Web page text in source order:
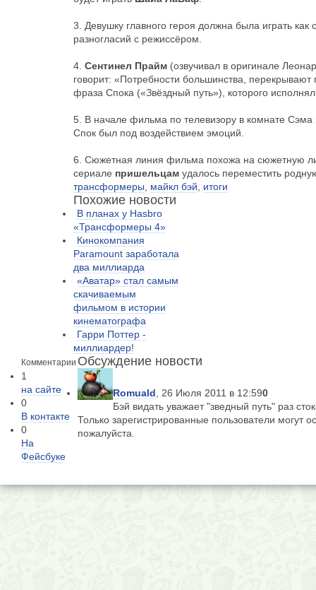
3. Девушку главного героя должна была играть как
разногласий с режиссёром.
4. Сентинел Прайм(озвучивал в оригинале
говорит: «Потребности большинства,
фраза Спока («Звёздный путь»), которого
5. В начале фильма по телевизору в комнате Сэма
Спок был под воздействием эмоций.
6. Сюжетная линия фильма похожа на сюжетную
сериале пришельцамудалось переместить
трансформеры
майкл бэй итоги
Похожие новости
В планах у Hasbro
«Трансформеры 4»
Кинокомпания
Paramount заработала
два миллиарда
«Аватар» стал самым
скачиваемым
фильмом в истории
кинематографа
Гарри Поттер -
миллиардер!
Комментарии
1
на сайте
0
В контакте
0
На
Фейсбуке
Обсуждение новости
Romuald , 26 Июля 2011 в 12:590
Бэй видать уважает "зведный путь" раз
Только зарегистрированные пользователи могут
пожалуйста.